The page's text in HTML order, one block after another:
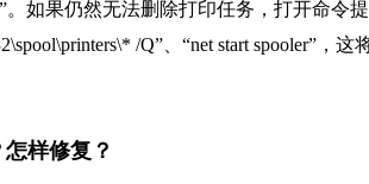
如果仍然无法删除打印任务，打开命令
/Q”、“net start spooler”，这
样修复？